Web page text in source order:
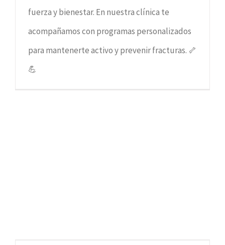
fuerza y bienestar. En nuestra clínica te
acompañamos con programas personalizados
para mantenerte activo y prevenir fracturas. 🦴
💪